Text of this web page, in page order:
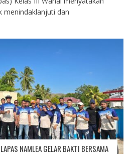
menindaklanjuti dan
NAMLEA GELAR BAKTI BERSAMA